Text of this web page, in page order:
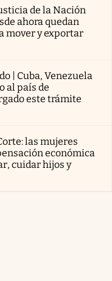
de la Nación
ahora quedan
mover y exportar
| Cuba, Venezuela
al país de
este trámite
las mujeres
económica
cuidar hijos y